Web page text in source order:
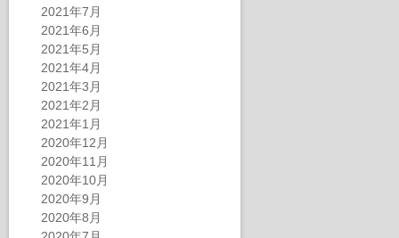
2021年7月
2021年6月
2021年5月
2021年4月
2021年3月
2021年2月
2021年1月
2020年12月
2020年11月
2020年10月
2020年9月
2020年8月